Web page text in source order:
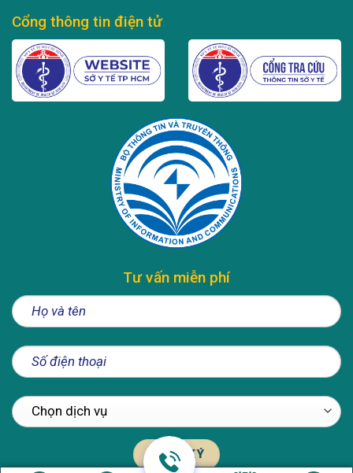
Cổng thông tin điện tử
Tư vấn miễn phí